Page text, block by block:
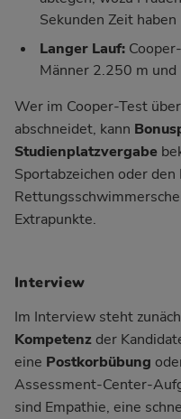
Sekunden Zeit haben
Langer Lauf:
Männer 2.250 m
Wer im Cooper-Test
abschneidet, kann
Studienplatzvergabe
Sportabzeichen oder den
Extrapunkte.
Interview
Im Interview steht
Kompetenz der
eine Postkorbübung
Assessment-Center-
sind Empathie, eine